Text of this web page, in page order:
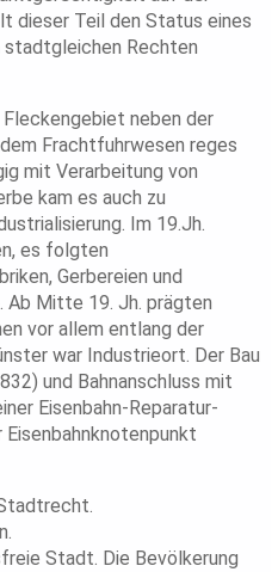
dieser Teil den Status eines
stadtgleichen Rechten
neben der
Frachtfuhrwesen reges
mit Verarbeitung von
kam es auch zu
Im 19.Jh.
es folgten
Gerbereien und
Ab Mitte 19. Jh. prägten
vor allem entlang der
war Industrieort. Der Bau
und Bahnanschluss mit
Eisenbahn-Reparatur-
Stadt. Die Bevölkerung